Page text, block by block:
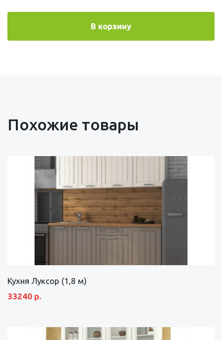
В корзину
Похожие товары
Кухня Луксор (1,8 м)
33240 р.